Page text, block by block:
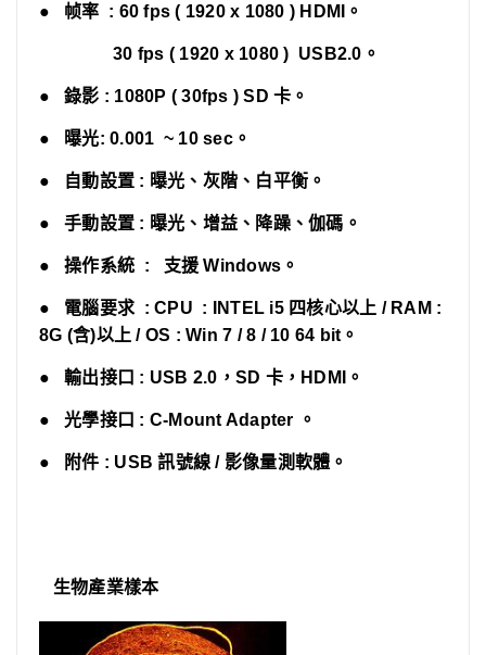
● 帧率 : 60 fps ( 1920 x 1080 ) HDMI 。
30 fps ( 1920 x 1080 ) USB2.0 。
● 錄影 : 1080P ( 30fps ) SD 卡 。
● 曝光: 0.001 ~ 10 sec。
● 自動設置 : 曝光、灰階、白平衡 。
● 手動設置 : 曝光、增益、降躁、伽碼 。
● 操作系統 : 支援 Windows 。
● 電腦要求 : CPU : INTEL i5 四核心以上 / RAM :
8G (含)以上 / OS : Win 7 / 8 / 10 64 bit 。
● 輸出接口 : USB 2.0 ，SD 卡，HDMI。
● 光學接口 : C-Mount Adapter 。
● 附件 : USB 訊號線 / 影像量測軟體 。
生物產業樣本